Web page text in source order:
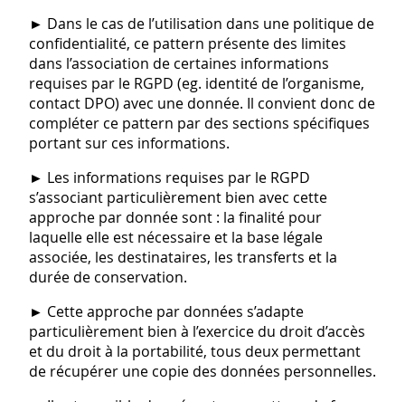
► Dans le cas de l’utilisation dans une politique de
confidentialité, ce pattern présente des limites
dans l’association de certaines informations
requises par le RGPD (eg. identité de l’organisme,
contact DPO) avec une donnée. Il convient donc de
compléter ce pattern par des sections spécifiques
portant sur ces informations.
► Les informations requises par le RGPD
s’associant particulièrement bien avec cette
approche par donnée sont : la finalité pour
laquelle elle est nécessaire et la base légale
associée, les destinataires, les transferts et la
durée de conservation.
► Cette approche par données s’adapte
particulièrement bien à l’exercice du droit d’accès
et du droit à la portabilité, tous deux permettant
de récupérer une copie des données personnelles.